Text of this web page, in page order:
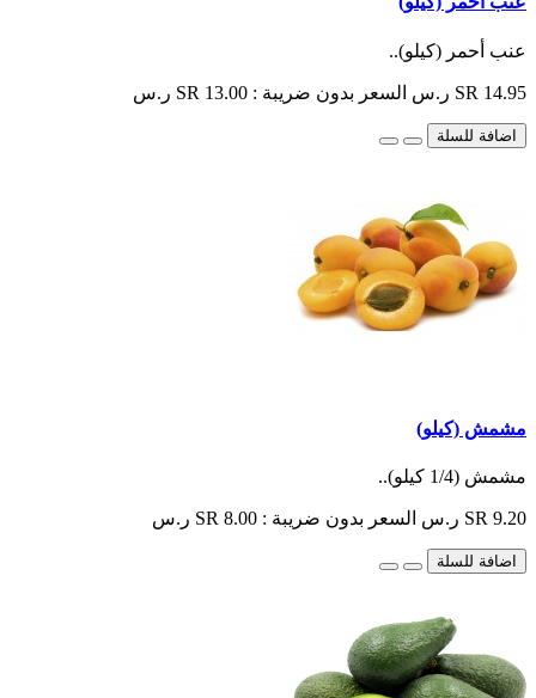
عنب أحمر (كيلو)..
SR 14.95 ر.س السعر بدون ضريبة : SR 13.00 ر.س
اضافة للسلة
مشمش (كيلو)
مشمش (1/4 كيلو)..
SR 9.20 ر.س السعر بدون ضريبة : SR 8.00 ر.س
اضافة للسلة